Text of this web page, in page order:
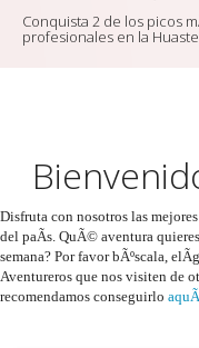
Conquista 2 de los picos
profesionales en la
Disfruta con nosotros las
del paÃ­s. QuÃ© aventura
semana? Por favor bÃºscala,
Aventureros que nos visiten de
recomendamos conseguirlo aquÃ­